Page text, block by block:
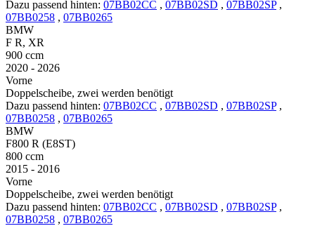
Dazu passend hinten: 07BB02CC , 07BB02SD , 07BB02SP ,
07BB0258 , 07BB0265
BMW
F R, XR
900 ccm
2020 - 2026
Vorne
Doppelscheibe, zwei werden benötigt
Dazu passend hinten: 07BB02CC , 07BB02SD , 07BB02SP ,
07BB0258 , 07BB0265
BMW
F800 R (E8ST)
800 ccm
2015 - 2016
Vorne
Doppelscheibe, zwei werden benötigt
Dazu passend hinten: 07BB02CC , 07BB02SD , 07BB02SP ,
07BB0258 , 07BB0265